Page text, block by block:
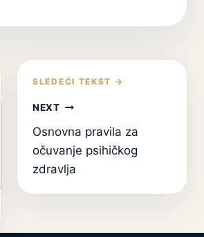
NEXT
Osnovna pravila za
očuvanje psihičkog
zdravlja